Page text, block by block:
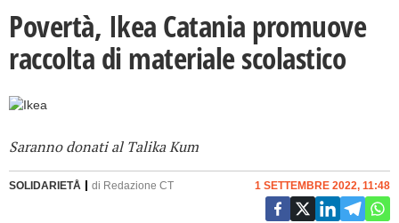
Povertà, Ikea Catania promuove
raccolta di materiale scolastico
Saranno donati al Talika Kum
SOLIDARIETÅ di Redazione CT 1 SETTEMBRE 2022, 11:48